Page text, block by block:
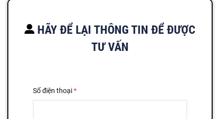
HÃY ĐỂ LẠI THÔNG TIN ĐỂ ĐƯỢC
TƯ VẤN